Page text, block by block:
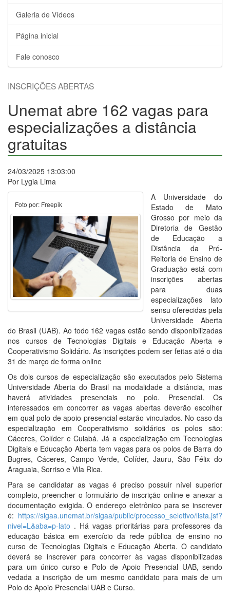
Galeria de Vídeos
Página inicial
Fale conosco
INSCRIÇÕES ABERTAS
Unemat abre 162 vagas para
especializações a distância
gratuitas
24/03/2025 13:03:00
Por Lygia Lima
Foto por: Freepik
A Universidade do
Estado de Mato
Grosso por meio da
Diretoria de Gestão
de Educação a
Distância da Pró-
Reitoria de Ensino de
Graduação está com
inscrições abertas
para duas
especializações lato
sensu oferecidas pela
Universidade Aberta
do Brasil (UAB). Ao todo 162 vagas estão sendo disponibilizadas
nos cursos de Tecnologias Digitais e Educação Aberta e
Cooperativismo Solidário. As inscrições podem ser feitas até o dia
31 de março de forma online
Os dois cursos de especialização são executados pelo Sistema
Universidade Aberta do Brasil na modalidade a distância, mas
haverá atividades presenciais no polo. Presencial. Os
interessados em concorrer as vagas abertas deverão escolher
em qual polo de apoio presencial estarão vinculados. No caso da
especialização em Cooperativismo solidários os polos são:
Cáceres, Colíder e Cuiabá. Já a especialização em Tecnologias
Digitais e Educação Aberta tem vagas para os polos de Barra do
Bugres, Cáceres, Campo Verde, Colíder, Jauru, São Félix do
Araguaia, Sorriso e Vila Rica.
Para se candidatar as vagas é preciso possuir nível superior
completo, preencher o formulário de inscrição online e anexar a
documentação exigida. O endereço eletrônico para se inscrever
é: https://sigaa.unemat.br/sigaa/public/processo_seletivo/lista.jsf?
nivel=L&aba=p-lato . Há vagas prioritárias para professores da
educação básica em exercício da rede pública de ensino no
curso de Tecnologias Digitais e Educação Aberta. O candidato
deverá se inscrever para concorrer às vagas disponibilizadas
para um único curso e Polo de Apoio Presencial UAB, sendo
vedada a inscrição de um mesmo candidato para mais de um
Polo de Apoio Presencial UAB e Curso.